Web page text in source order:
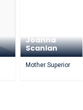
Joanna
Scanlan
Mother Superior